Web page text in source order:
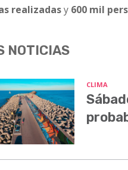
realizadasy 600 mil
NOTICIAS
CLIMA